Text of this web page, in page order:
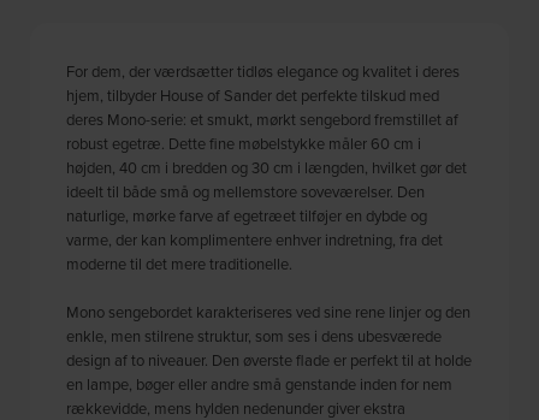
For dem, der værdsætter tidløs elegance og kvalitet i deres
hjem, tilbyder House of Sander det perfekte tilskud med
deres Mono-serie: et smukt, mørkt sengebord fremstillet af
robust egetræ. Dette fine møbelstykke måler 60 cm i
højden, 40 cm i bredden og 30 cm i længden, hvilket gør det
ideelt til både små og mellemstore soveværelser. Den
naturlige, mørke farve af egetræet tilføjer en dybde og
varme, der kan komplimentere enhver indretning, fra det
moderne til det mere traditionelle.
Mono sengebordet karakteriseres ved sine rene linjer og den
enkle, men stilrene struktur, som ses i dens ubesværede
design af to niveauer. Den øverste flade er perfekt til at holde
en lampe, bøger eller andre små genstande inden for nem
rækkevidde, mens hylden nedenunder giver ekstra